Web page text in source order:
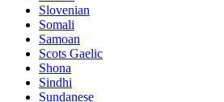
Slovenian
Somali
Samoan
Scots Gaelic
Shona
Sindhi
Sundanese